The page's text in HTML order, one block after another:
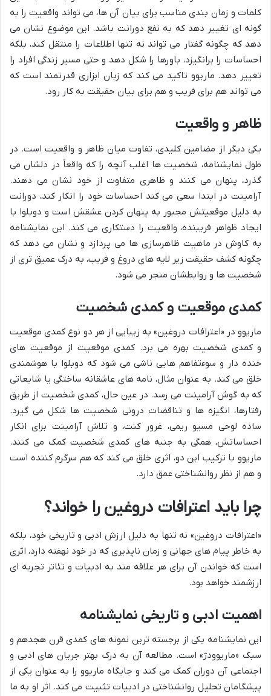
کلمات و زمان بندی مناسب برای بیان آن ها، می تواند واقعیت را به
گونه ای تغییر دهد که به نفع دورانت باشد. این موضوع نشان می
دهد که چگونه گفتار می تواند نه تنها اطلاعات را منتقل کند، بلکه
احساسات را برانگیزد، باورها را شکل دهد و حتی مسیر زندگی افراد را
تغییر دهد. ماریوو تاکید می کند که زبان ابزاری قدرتمند است که
می تواند هم برای فریب و هم برای بیان حقیقت به کار رود.
ظاهر و واقعیت
یکی دیگر از مضامین کلیدی، تفاوت میان ظاهر و واقعیت است. در
طول نمایشنامه، شخصیت ها اغلب آنچه را که واقعاً در دلشان می
گذرد، پنهان می کنند و ظاهری متفاوت از خود نشان می دهند.
آرامینت در ابتدا سعی می کند احساسات خود را انکار کند، دورانت
به دلیل موقعیتش مجبور به پنهان کردن عشقش است و دوبلوا با
ایجاد ظواهر فریبنده، واقعیت را دستکاری می کند. این نمایشنامه
به کاوش در ماهیت ظاهرسازی ها می پردازد و نشان می دهد که
چگونه کشف حقیقت زیر لایه های دروغ و فریب، به درک عمیق تری از
شخصیت ها و روابطشان منجر می شود.
کمدی موقعیت و کمدی شخصیت
ماریوو در «اعترافات دروغین» به زیبایی از هر دو نوع کمدی موقعیت
و کمدی شخصیت بهره می برد. کمدی موقعیت از موقعیت های
خنده دار و سوءتفاهم هایی ناشی می شود که دوبلوا با هوشمندی
خلق می کند. به عنوان مثال، نامه های عاشقانه ساختگی یا شایعاتی
که به گوش آرامینت می رسد. در عین حال، کمدی شخصیت از طریق
رفتارها، انگیزه ها و تناقضات درونی شخصیت ها شکل می گیرد.
ساده لوحی مسیو ریمی، غرور کنت، و تلاش آرامینت برای انکار
احساساتش، همگی به جنبه های کمدی شخصیت کمک می کنند.
ماریوو با ترکیب این دو، اثری خلق می کند که هم سرگرم کننده است
و هم از نظر روانشناختی عمق دارد.
چرا باید اعترافات دروغین را خواند؟
«اعترافات دروغین» نه تنها به دلیل ارزش ادبی و تاریخی خود، بلکه
به خاطر پیام های جهانی و زمان ناپذیری که در خود نهفته دارد، اثری
است که خواندن آن برای هر علاقه مند به ادبیات و تئاتر تجربه ای
ارزشمند خواهد بود.
اهمیت ادبی و تاریخی نمایشنامه
این نمایشنامه یکی از برجسته ترین نمونه های کمدی قرن هجدهم و
سبک «ماریوودژ» است. مطالعه آن به درک بهتر جریان های ادبی و
اجتماعی آن دوران کمک می کند و جایگاه ماریوو را به عنوان یکی از
پیشگامان تحلیل روانشناختی در ادبیات تثبیت می کند. اثر او به ما